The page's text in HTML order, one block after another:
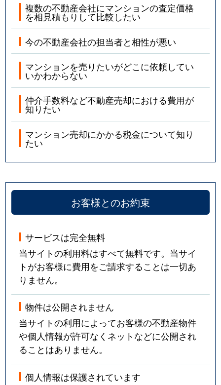
複数の不動産会社にマンションの査定価格
を相見積もりして比較したい
今の不動産会社の担当者と相性が悪い
マンションを売りたいがどこに依頼してい
いかわからない
仲介手数料など不動産売却における費用が
知りたい
マンション売却にかかる税金について知り
たい
お客様とのお約束
サービスは完全無料
当サイトの利用料はすべて無料です。当サイ
トがお客様に費用をご請求することは一切あ
りません。
物件は公開されません
当サイトの利用によってお客様の不動産物件
や個人情報が許可なくネットなどに公開され
ることはありません。
個人情報は保護されています